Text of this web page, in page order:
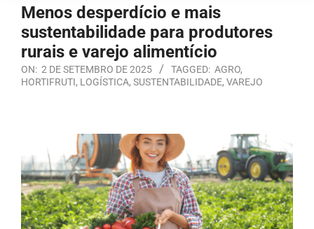
Menos desperdício e mais
sustentabilidade para produtores
rurais e varejo alimentício
ON: 2 DE SETEMBRO DE 2025 TAGGED: AGRO,
HORTIFRUTI, LOGÍSTICA, SUSTENTABILIDADE, VAREJO